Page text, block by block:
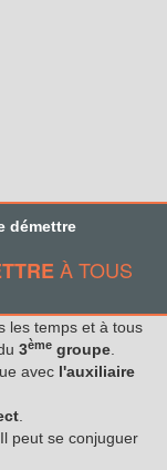
démettre
À TOUS
les temps et à tous
3ème groupe
avec l'auxiliaire
peut se conjuguer